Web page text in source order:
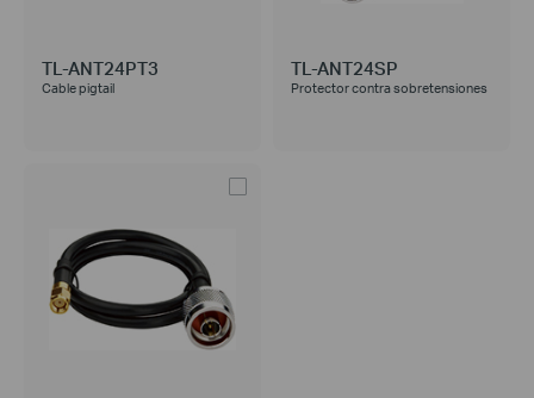
TL-ANT24PT3
Cable pigtail
TL-ANT24SP
Protector contra sobretensiones